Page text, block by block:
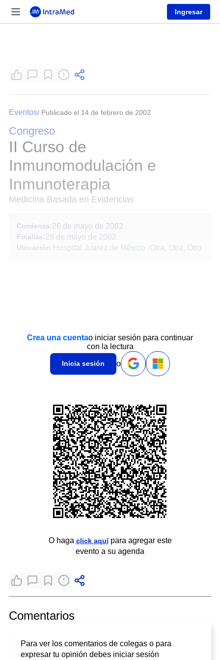
Ingresar
Eventos/ Publicado el 14 de febrero de 2002
Congreso
II Curso de
Inmunomodulación e
Inmunoterapia
Medicina Basada en Evidencias
Comienza:26 de mayo de 2002
Finaliza:28 de mayo de 2002
Ubicación: Hospital Juarez de México -Otra, Otra, Otro
Crea una cuentao iniciar sesión para continuar
con la lectura
Inicia sesión o
O haga click aquípara agregar este
evento a su agenda
Comentarios
Para ver los comentarios de colegas o para
expresar tu opinión debes iniciar sesión